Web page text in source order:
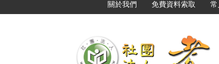
關於我們 免費資料索取 常